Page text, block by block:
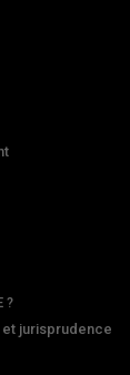
?
jurisprudence